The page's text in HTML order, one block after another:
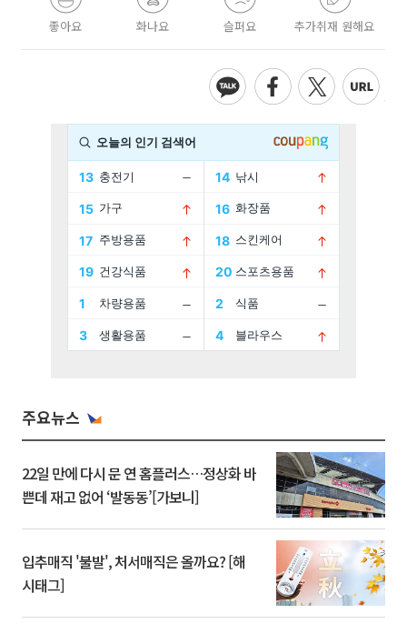
좋아요 화나요 슬퍼요 추가취재 원해요
주요뉴스
22일 만에 다시 문 연 홈플러스…정상화 바
쁜데 재고 없어 ‘발동동’[가보니]
입추매직 '불발', 처서매직은 올까요? [해
시태그]